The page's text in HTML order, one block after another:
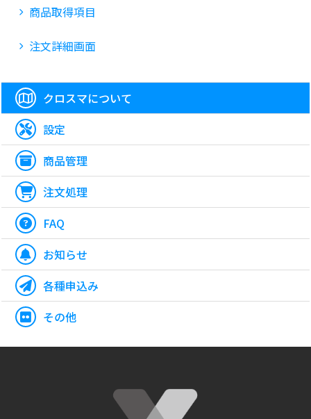
クロスマについて
設定
商品管理
注文処理
FAQ
お知らせ
各種申込み
その他
商品取得項目
注文詳細画面